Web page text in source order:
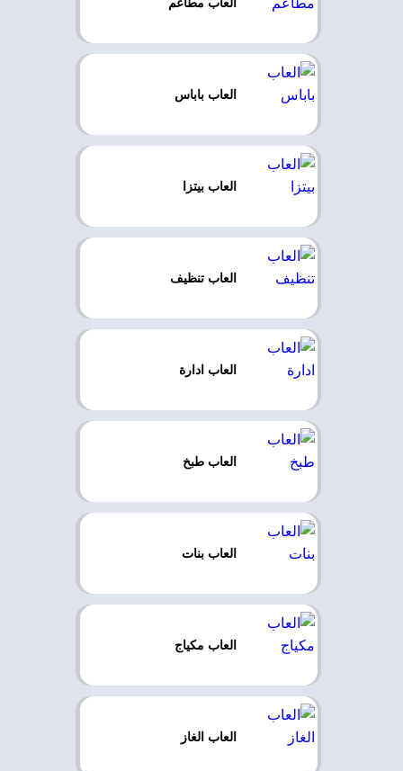
العاب باباس
العاب بيتزا
العاب تنظيف
العاب ادارة
العاب طبخ
العاب بنات
العاب مكياج
العاب الغاز